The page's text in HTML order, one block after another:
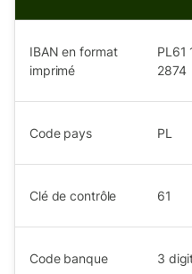
IBAN en format
imprimé
PL61
2874
Code pays PL
Clé de contrôle 61
Code banque 3